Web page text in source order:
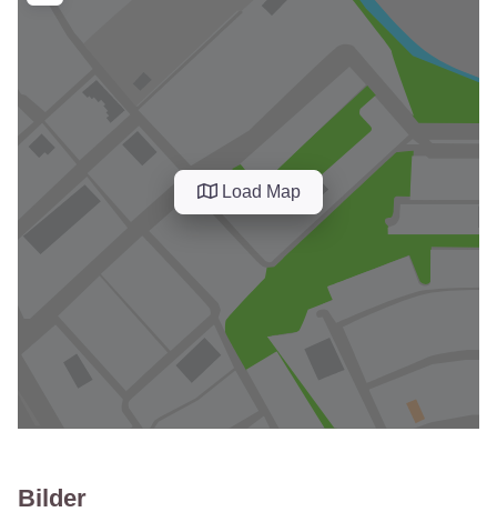
Load Map
Bilder